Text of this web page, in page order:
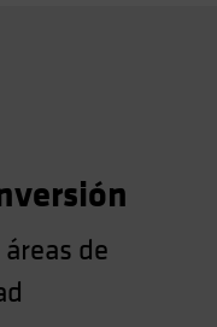
de